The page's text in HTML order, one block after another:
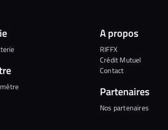
A propos
RIFFX
Crédit Mutuel
Contact
Partenaires
Nos partenaires